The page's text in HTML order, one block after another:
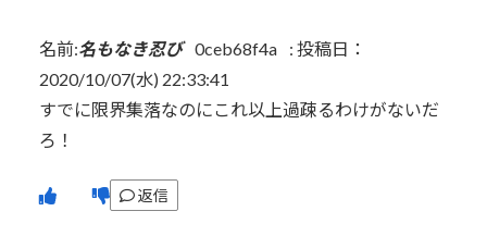
名前:名もなき忍び 0ceb68f4a : 投稿日：
2020/10/07(水) 22:33:41
すでに限界集落なのにこれ以上過疎るわけがないだ
ろ！
返信